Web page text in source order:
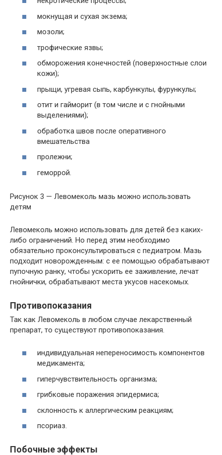
мокнущая и сухая экзема;
мозоли;
трофические язвы;
обморожения конечностей (поверхностные слои
кожи);
прыщи, угревая сыпь, карбункулы, фурункулы;
отит и гайморит (в том числе и с гнойными
выделениями);
обработка швов после оперативного
вмешательства
пролежни;
геморрой.
Рисунок 3 — Левомеколь мазь можно использовать
детям
Левомеколь можно использовать для детей без каких-
либо ограничений. Но перед этим необходимо
обязательно проконсультироваться с педиатром. Мазь
подходит новорожденным: с ее помощью обрабатывают
пупочную ранку, чтобы ускорить ее заживление, лечат
гнойнички, обрабатывают места укусов насекомых.
Противопоказания
Так как Левомеколь в любом случае лекарственный
препарат, то существуют противопоказания.
индивидуальная непереносимость компонентов
медикамента;
гиперчувствительность организма;
грибковые поражения эпидермиса;
склонность к аллергическим реакциям;
псориаз.
Побочные эффекты